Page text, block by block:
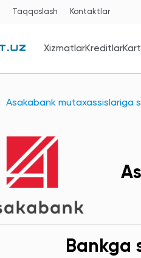
Taqqoslash Kontaktlar
XizmatlarKreditlar
Asakabank mutaxassislariga
Bankga